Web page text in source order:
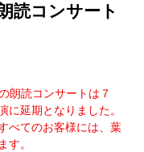
読コンサート
朗読コンサートは７
に延期となりました。
べてのお客様には、葉
す。